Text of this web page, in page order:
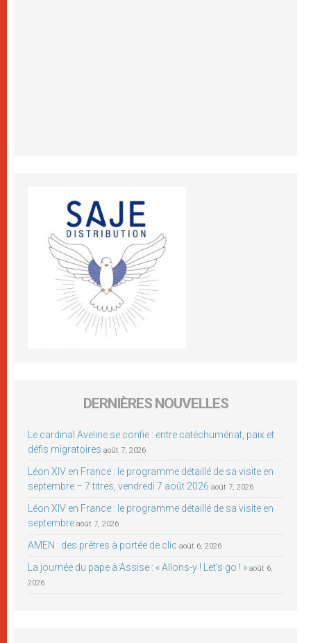
DERNIÈRES NOUVELLES
Le cardinal Aveline se confie : entre catéchuménat, paix et
défis migratoires août 7, 2026
Léon XIV en France : le programme détaillé de sa visite en
septembre – 7 titres, vendredi 7 août 2026 août 7, 2026
Léon XIV en France : le programme détaillé de sa visite en
septembre août 7, 2026
AMEN : des prêtres à portée de clic août 6, 2026
La journée du pape à Assise : « Allons-y ! Let’s go ! » août 6,
2026